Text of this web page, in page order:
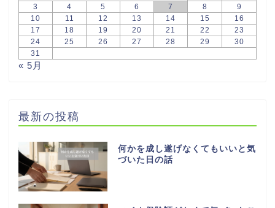
3
4 5 6 7 8
9
10
11 12 13 14 15
16
17
18 19 20 21 22
23
24
25 26 27 28 29
30
31
« 5月
最新の投稿
何かを成し遂げなくてもいいと気
づいた日の話